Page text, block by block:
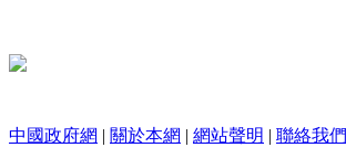
中國政府網 | 關於本網 | 網站聲明 | 聯絡我們